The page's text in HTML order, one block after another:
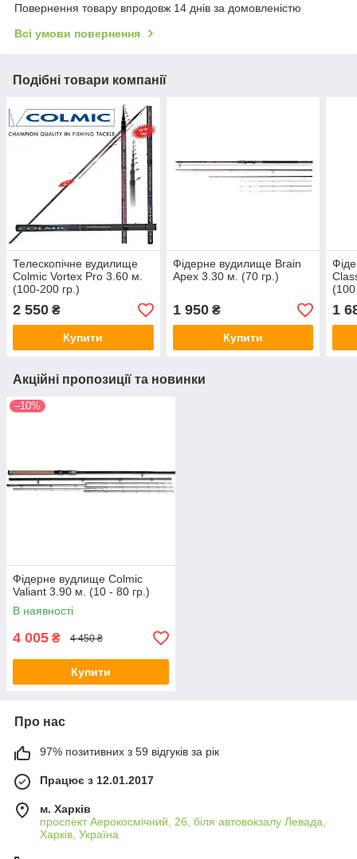
Повернення товару впродовж 14 днів за домовленістю
Всі умови повернення
Подібні товари компанії
Телескопічне вудилище
Colmic Vortex Pro 3.60 м.
(100-200 гр.)
2 550 ₴
Купити
Фідерне вудилище Brain
Apex 3.30 м. (70 гр.)
1 950₴
Купити
1
Акційні пропозиції та новинки
–10%
Фідерне вудлище Colmic
Valiant 3.90 м. (10 - 80 гр.)
В наявності
4 005 ₴ 4 450 ₴
Купити
Про нас
97% позитивних з 59 відгуків за рік
Працює з 12.01.2017
м. Харків
проспект Аерокосмічний, 26, біля автовокзалу Левада,
Харків, Україна